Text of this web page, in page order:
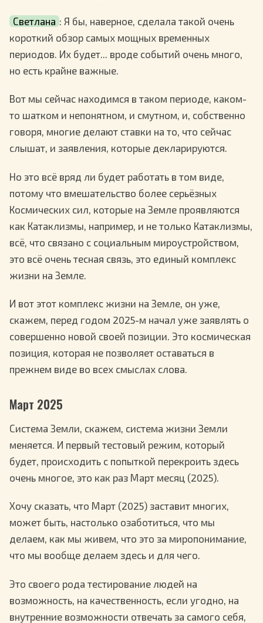
Светлана : Я бы, наверное, сделала такой очень
короткий обзор самых мощных временных
периодов. Их будет... вроде событий очень много,
но есть крайне важные.
Вот мы сейчас находимся в таком периоде, каком-
то шатком и непонятном, и смутном, и, собственно
говоря, многие делают ставки на то, что сейчас
слышат, и заявления, которые декларируются.
Но это всё вряд ли будет работать в том виде,
потому что вмешательство более серьёзных
Космических сил, которые на Земле проявляются
как Катаклизмы, например, и не только Катаклизмы,
всё, что связано с социальным мироустройством,
это всё очень тесная связь, это единый комплекс
жизни на Земле.
И вот этот комплекс жизни на Земле, он уже,
скажем, перед годом 2025-м начал уже заявлять о
совершенно новой своей позиции. Это космическая
позиция, которая не позволяет оставаться в
прежнем виде во всех смыслах слова.
Март 2025
Система Земли, скажем, система жизни Земли
меняется. И первый тестовый режим, который
будет, происходить с попыткой перекроить здесь
очень многое, это как раз Март месяц (2025).
Хочу сказать, что Март (2025) заставит многих,
может быть, настолько озаботиться, что мы
делаем, как мы живем, что это за миропонимание,
что мы вообще делаем здесь и для чего.
Это своего рода тестирование людей на
возможность, на качественность, если угодно, на
внутренние возможности отвечать за самого себя,